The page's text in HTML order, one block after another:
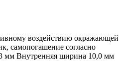
воздействию окражающей
самопогашение согласно
мм Внутренняя ширина 10,0 мм